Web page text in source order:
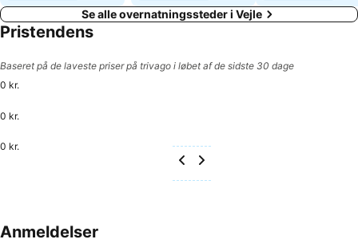
Se alle overnatningssteder i Vejle
Pristendens
Baseret på de laveste priser på trivago i løbet af de sidste 30 dage
0 kr.
0 kr.
0 kr.
Anmeldelser